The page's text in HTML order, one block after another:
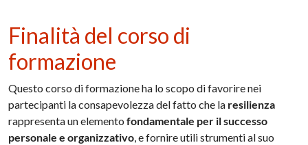
Finalità del corso di
formazione
Questo corso di formazione ha lo scopo di favorire nei
partecipanti la consapevolezza del fatto che la resilienza
rappresenta un elementofondamentale per il successo
personale e organizzativo, e fornire utili strumenti al suo